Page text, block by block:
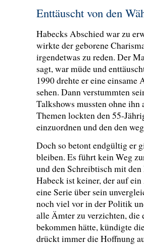
Enttäuscht von den
Habecks Abschied war zu
wirkte der geborene
irgendetwas zu reden. Der
sagt, war müde und
1990 drehte er eine
sehen. Dann verstummten
Talkshows mussten ohne
Themen lockten den 55-
einzuordnen und den den
Doch so betont endgültig er
bleiben. Es führt kein Weg
und den Schreibtisch mit
Habeck ist keiner, der auf
eine Serie über sein
noch viel vor in der Politik
alle Ämter zu verzichten,
bekommen hätte, kündigte
drückt immer die Hoffnung